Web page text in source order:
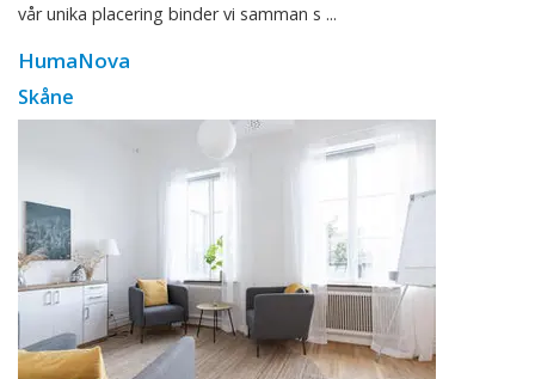
vår unika placering binder vi samman s ...
HumaNova
Skåne